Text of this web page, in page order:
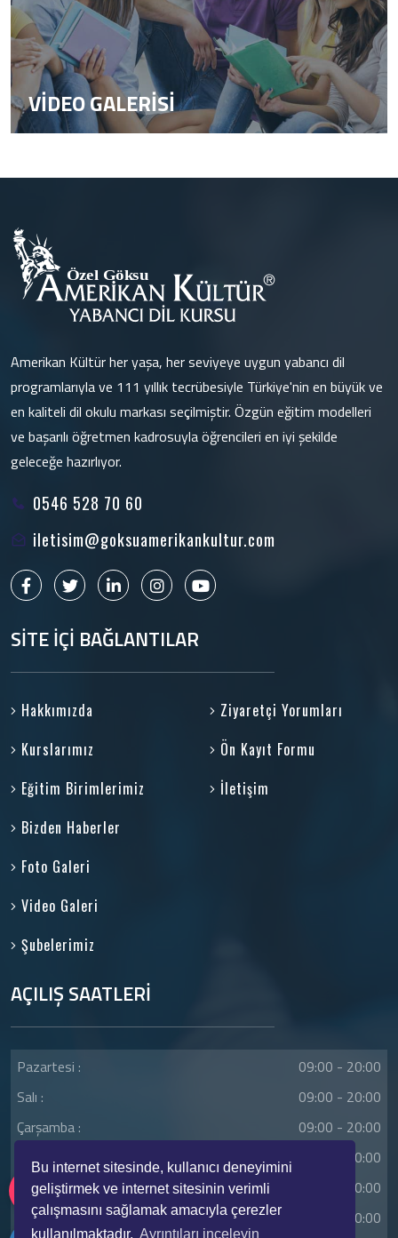
Bu internet sitesinde, kullanıcı deneyimini
geliştirmek ve internet sitesinin verimli
çalışmasını sağlamak amacıyla çerezler
kullanılmaktadır. Ayrıntıları inceleyin
VİDEO GALERİSİ
Amerikan Kültür her yaşa, her seviyeye uygun yabancı dil
programlarıyla ve 111 yıllık tecrübesiyle Türkiye'nin en büyük ve
en kaliteli dil okulu markası seçilmiştir. Özgün eğitim modelleri
ve başarılı öğretmen kadrosuyla öğrencileri en iyi şekilde
geleceğe hazırlıyor.
0546 528 70 60
iletisim@goksuamerikankultur.com
SİTE İÇİ BAĞLANTILAR
Hakkımızda
Kurslarımız
Eğitim Birimlerimiz
Bizden Haberler
Foto Galeri
Video Galeri
Şubelerimiz
Ziyaretçi Yorumları
Ön Kayıt Formu
İletişim
AÇILIŞ SAATLERİ
Pazartesi :
09:00 - 20:00
Salı :
09:00 - 20:00
Çarşamba :
09:00 - 20:00
Perşembe :
09:00 - 20:00
Cuma :
09:00 - 20:00
Cumartesi :
09:00 - 20:00